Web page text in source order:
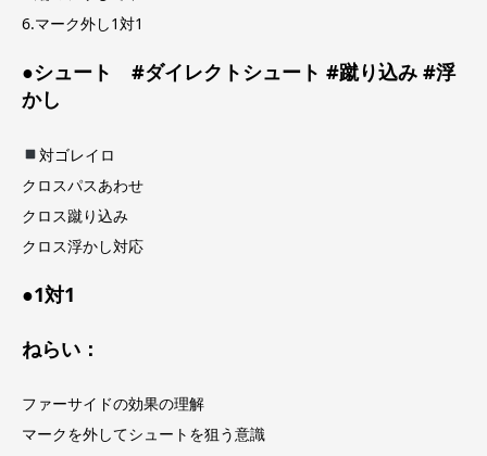
6.マーク外し1対1
●シュート #ダイレクトシュート #蹴り込み #浮
かし
対ゴレイロ
クロスパスあわせ
クロス蹴り込み
クロス浮かし対応
●1対1
ねらい：
ファーサイドの効果の理解
マークを外してシュートを狙う意識